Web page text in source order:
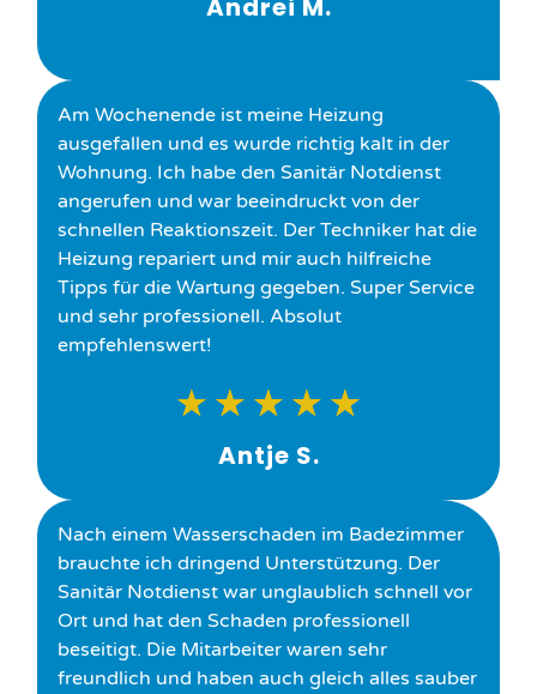
Andrei M.
Am Wochenende ist meine Heizung
ausgefallen und es wurde richtig kalt in der
Wohnung. Ich habe den Sanitär Notdienst
angerufen und war beeindruckt von der
schnellen Reaktionszeit. Der Techniker hat die
Heizung repariert und mir auch hilfreiche
Tipps für die Wartung gegeben. Super Service
und sehr professionell. Absolut
empfehlenswert!
★ ★ ★ ★ ★
Antje S.
Nach einem Wasserschaden im Badezimmer
brauchte ich dringend Unterstützung. Der
Sanitär Notdienst war unglaublich schnell vor
Ort und hat den Schaden professionell
beseitigt. Die Mitarbeiter waren sehr
freundlich und haben auch gleich alles sauber